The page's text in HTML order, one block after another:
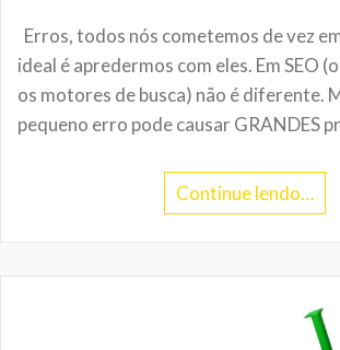
Erros, todos nós cometemos de vez
ideal é apredermos com eles. Em SEO
os motores de busca) não é diferente.
pequeno erro pode causar GRANDES
Continue lendo…